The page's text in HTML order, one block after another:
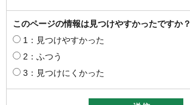
このページの情報は見つけやすかったですか？
1：見つけやすかった
2：ふつう
3：見つけにくかった